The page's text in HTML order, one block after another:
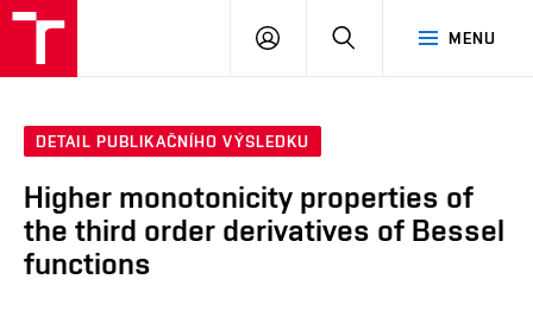
MENU
PŘIHLÁSIT
DETAIL PUBLIKAČNÍHO VÝSLEDKU
Higher monotonicity properties of
the third order derivatives of Bessel
functions